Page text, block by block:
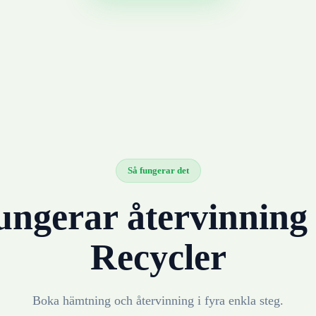
Så fungerar det
återvinning
Recycler
Boka hämtning och återvinning i fyra enkla steg.